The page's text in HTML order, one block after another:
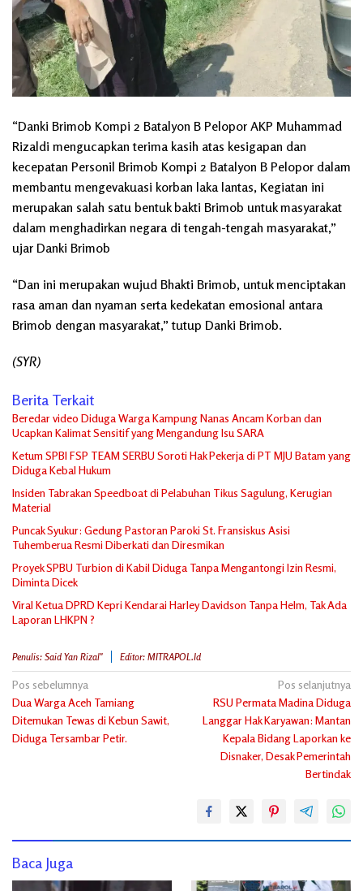
“Danki Brimob Kompi 2 Batalyon B Pelopor AKP Muhammad
Rizaldi mengucapkan terima kasih atas kesigapan dan
kecepatan Personil Brimob Kompi 2 Batalyon B Pelopor dalam
membantu mengevakuasi korban laka lantas, Kegiatan ini
merupakan salah satu bentuk bakti Brimob untuk masyarakat
dalam menghadirkan negara di tengah-tengah masyarakat,”
ujar Danki Brimob
“Dan ini merupakan wujud Bhakti Brimob, untuk menciptakan
rasa aman dan nyaman serta kedekatan emosional antara
Brimob dengan masyarakat,” tutup Danki Brimob.
(SYR)
Berita Terkait
Beredar video Diduga Warga Kampung Nanas Ancam Korban dan
Ucapkan Kalimat Sensitif yang Mengandung Isu SARA
Ketum SPBI FSP TEAM SERBU Soroti Hak Pekerja di PT MJU Batam yang
Diduga Kebal Hukum
Insiden Tabrakan Speedboat di Pelabuhan Tikus Sagulung, Kerugian
Material
Puncak Syukur: Gedung Pastoran Paroki St. Fransiskus Asisi
Tuhemberua Resmi Diberkati dan Diresmikan
Proyek SPBU Turbion di Kabil Diduga Tanpa Mengantongi Izin Resmi,
Diminta Dicek
Viral Ketua DPRD Kepri Kendarai Harley Davidson Tanpa Helm, Tak Ada
Laporan LHKPN ?
Penulis: Said Yan Rizal" Editor: MITRAPOL.id
Navigasi
pos
Pos sebelumnya
Dua Warga Aceh Tamiang
Ditemukan Tewas di Kebun Sawit,
Diduga Tersambar Petir.
Pos selanjutnya
RSU Permata Madina Diduga
Langgar Hak Karyawan: Mantan
Kepala Bidang Laporkan ke
Disnaker, Desak Pemerintah
Bertindak
Baca Juga